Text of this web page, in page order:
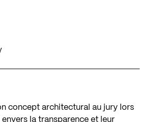
concept architectural au jury lors
envers la transparence et leur